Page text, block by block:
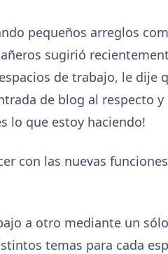
pequeños arreglos
sugirió
de trabajo, le dije
de blog al respecto y
lo que estoy haciendo!
con las nuevas
a otro mediante un
temas para cada